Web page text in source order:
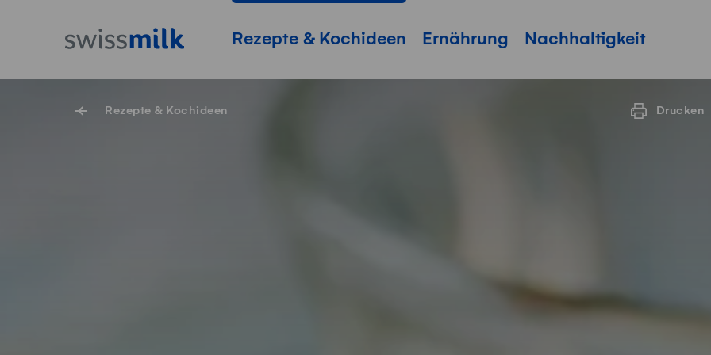
StartseiteHauptnavigation
Rezepte & Kochideen Ernährung Nachhaltigkeit
Rezepte & Kochideen Drucken